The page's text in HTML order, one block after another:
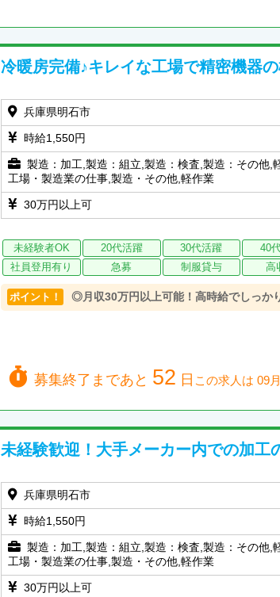
冷暖房完備♪キレイな工場で精密機器
兵庫県明石市
時給1,550円
製造：加工,製造：組立,製造：検査,製造：その他,
工場・製造業の仕事,製造・その他,軽作業
30万円以上可
未経験者OK 20代活躍 30代活躍 40
社員登用有り
急募 制服貸与 高
ポイント！ ◎月収30万円以上可能！高時給でしっか
募集終了まであと 52 日 この求人は 09
未経験歓迎！大手メーカー内での加工
兵庫県明石市
時給1,550円
製造：加工,製造：組立,製造：検査,製造：その他,
工場・製造業の仕事,製造・その他,軽作業
30万円以上可